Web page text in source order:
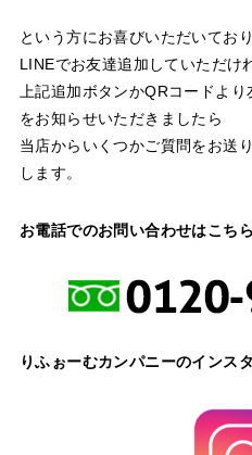
という方にお喜びいただいており
LINEでお友達追加していただけ
上記追加ボタンかQRコードよ
をお知らせいただきましたら
当店からいくつかご質問をお送
します。
お電話でのお問い合わせはこち
りふぉーむカンパニーのインス